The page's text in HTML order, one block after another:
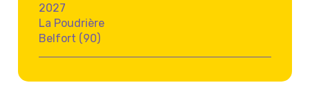
2027
La Poudrière
Belfort (90)